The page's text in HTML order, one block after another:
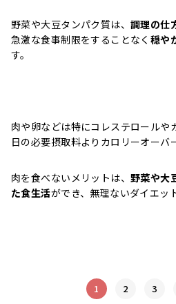
野菜や大豆タンパク質は、調理の仕
急激な食事制限をすることなく 穏や
す。
肉や卵などは特にコレステロールや
日の必要摂取料よりカロリーオーバ
肉を食べないメリットは、野菜や大
た食生活ができ、無理ないダイエッ
1 2 3